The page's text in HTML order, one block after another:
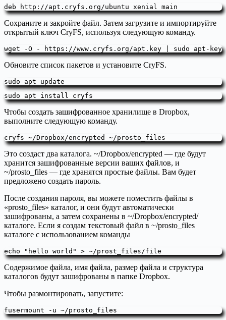
deb http://apt.cryfs.org/ubuntu xenial main
Сохраните и закройте файл. Затем загрузите и импортируйте
открытый ключ CryFS, используя следующую команду.
wget -O - https://www.cryfs.org/apt.key | sudo apt-key
Обновите список пакетов и установите CryFS.
sudo apt update
sudo apt install cryfs
Чтобы создать зашифрованное хранилище в Dropbox,
выполните следующую команду.
cryfs ~/Dropbox/encrypted ~/prosto_files
Это создаст два каталога. ~/Dropbox/encrypted — где будут
хранится зашифрованные версии ваших файлов, и
~/prosto_files — где хранятся простые файлы. Вам будет
предложено создать пароль.
После создания пароля, вы можете поместить файлы в
«prosto_files» каталог, и они будут автоматически
зашифрованы, а затем сохранены в ~/Dropbox/encrypted/
каталоге. Если я создам текстовый файл в ~/prosto_files
каталоге с использованием команды
echo "hello world" > ~/prost_files/file
Содержимое файла, имя файла, размер файла и структура
каталогов будут зашифрованы в папке Dropbox.
Чтобы размонтировать, запустите:
fusermount -u ~/prosto_files